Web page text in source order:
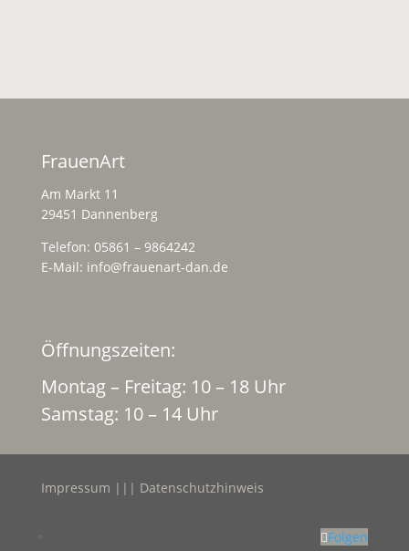
FrauenArt
Am Markt 11
29451 Dannenberg
Telefon: 05861 – 9864242
E-Mail: info@frauenart-dan.de
Öffnungszeiten:
Montag – Freitag: 10 – 18 Uhr
Samstag: 10 – 14 Uhr
Impressum ||| Datenschutzhinweis
Folgen